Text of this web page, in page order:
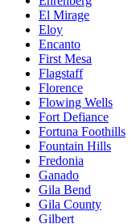
El Mirage
Eloy
Encanto
First Mesa
Flagstaff
Florence
Flowing Wells
Fort Defiance
Fortuna Foothills
Fountain Hills
Fredonia
Ganado
Gila Bend
Gila County
Gilbert